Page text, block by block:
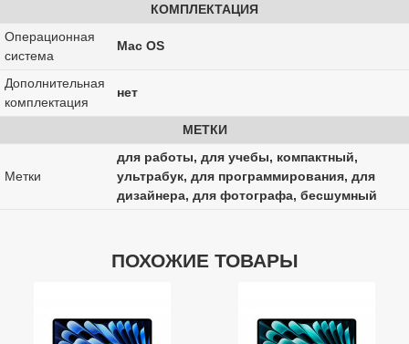
КОМПЛЕКТАЦИЯ
Операционная
система
Mac OS
Дополнительная
комплектация
нет
МЕТКИ
Метки
для работы, для учебы, компактный,
ультрабук, для программирования, для
дизайнера, для фотографа, бесшумный
ПОХОЖИЕ ТОВАРЫ